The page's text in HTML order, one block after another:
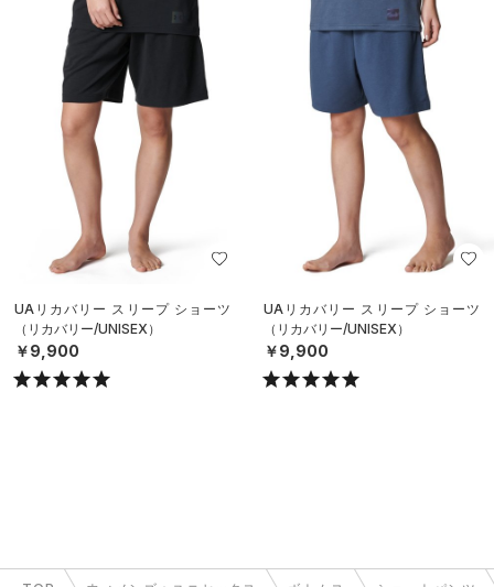
UAリカバリー スリープ ショーツ
（リカバリー/UNISEX）
￥9,900
UAリカバリー スリープ ショーツ
（リカバリー/UNISEX）
￥9,900